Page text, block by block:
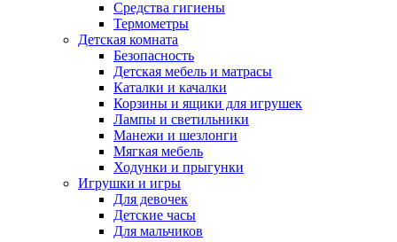
Средства гигиены
Термометры
Детская комната
Безопасность
Детская мебель и матрасы
Каталки и качалки
Корзины и ящики для игрушек
Лампы и светильники
Манежи и шезлонги
Мягкая мебель
Ходунки и прыгунки
Игрушки и игры
Для девочек
Детские часы
Для мальчиков